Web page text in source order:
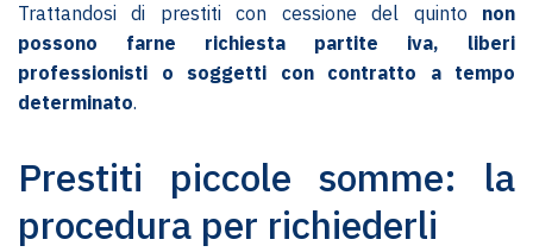
Trattandosi di prestiti con cessione del quinto non
possono farne richiesta partite iva, liberi
professionisti o soggetti con contratto a tempo
determinato.
Prestiti piccole somme: la
procedura per richiederli